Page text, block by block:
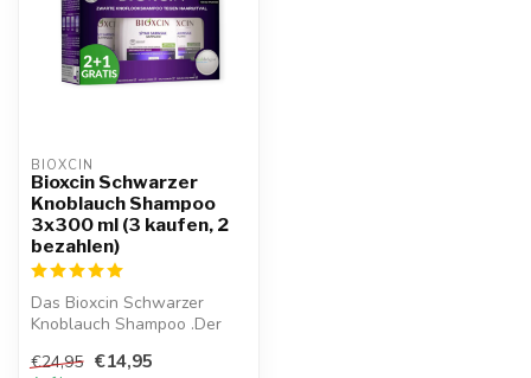
BIOXCIN
Bioxcin Schwarzer
Knoblauch Shampoo
3x300 ml (3 kaufen, 2
bezahlen)
Das Bioxcin Schwarzer
Knoblauch Shampoo .Der
Schwarzer Knoblauc...
€24,95 €14,95